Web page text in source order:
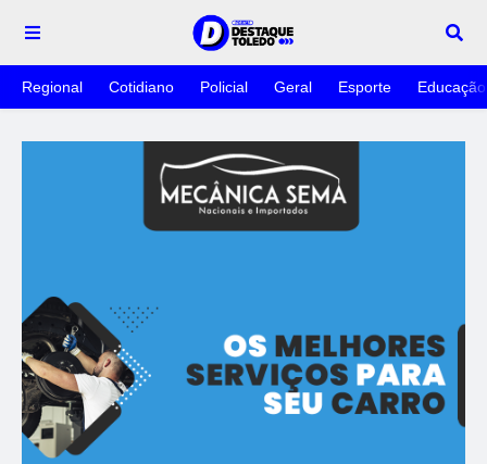
Regional Cotidiano Policial Geral Esporte Educação